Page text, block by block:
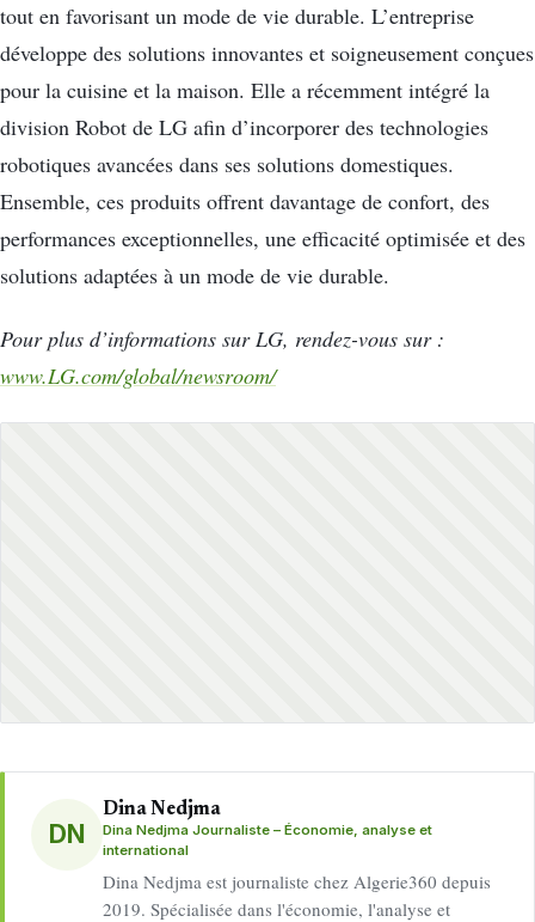
tout en favorisant un mode de vie durable. L’entreprise
développe des solutions innovantes et soigneusement conçues
pour la cuisine et la maison. Elle a récemment intégré la
division Robot de LG afin d’incorporer des technologies
robotiques avancées dans ses solutions domestiques.
Ensemble, ces produits offrent davantage de confort, des
performances exceptionnelles, une efficacité optimisée et des
solutions adaptées à un mode de vie durable.
Pour plus d’informations sur LG, rendez-vous sur :
www.LG.com/global/newsroom/
DN
Dina Nedjma
Dina Nedjma Journaliste – Économie, analyse et
international
Dina Nedjma est journaliste chez Algerie360 depuis
2019. Spécialisée dans l'économie, l'analyse et